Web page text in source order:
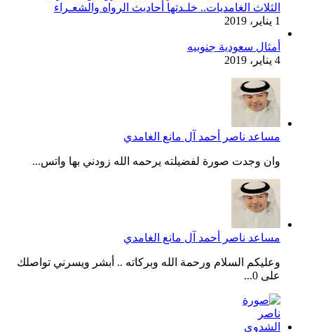
الثلاث الغامديات.. خلـدتها أحاديث الرواه والشعـراء
1 يناير، 2019
أمثال سعودية جنوبيه
4 يناير، 2019
مساعد ناصر أحمد آل مانع الغامدي
وان وجدت صورة لفضيلته يرحمه الله زودني بها واتس...
مساعد ناصر أحمد آل مانع الغامدي
وعليكم السلام ورحمة الله وبركاته .. أبشر ويسرني تواصلك
على 0...